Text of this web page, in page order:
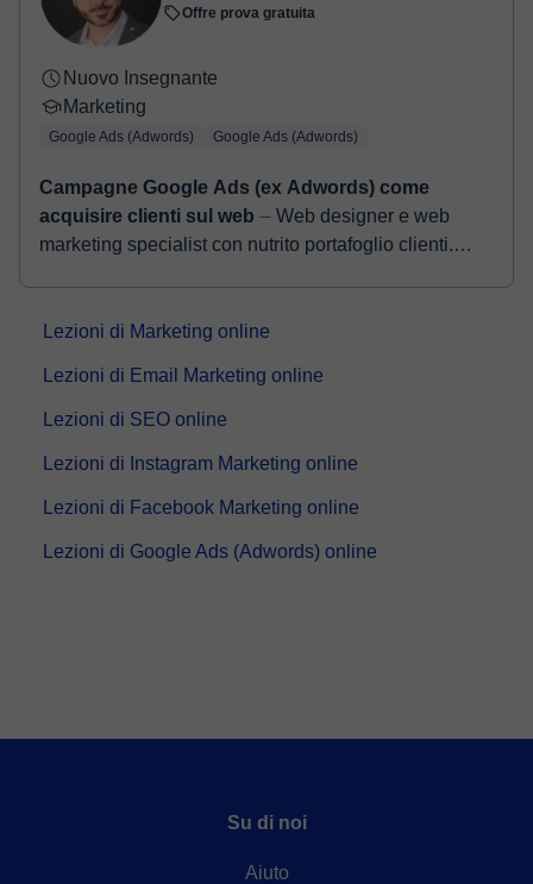
Offre prova gratuita
Nuovo Insegnante
Marketing
Google Ads (Adwords) Google Ads (Adwords)
Campagne Google Ads (ex Adwords) come
acquisire clienti sul web ⏤ Web designer e web
marketing specialist con nutrito portafoglio clienti.
Lezioni di Marketing online
Lezioni di Email Marketing online
Lezioni di SEO online
Lezioni di Instagram Marketing online
Lezioni di Facebook Marketing online
Lezioni di Google Ads (Adwords) online
Su di noi
Aiuto